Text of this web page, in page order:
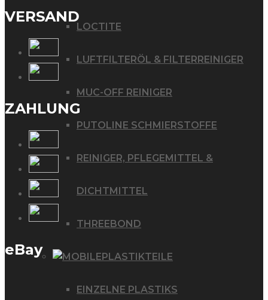
LOCTITE
LUFTFILTERÖL & FILTERREINIGER
MUC-OFF REINIGER
PUTOLINE SCHMIERSTOFFE
REINIGER, PFLEGEMITTEL &
DICHTMITTEL
THREEBOND
PLASTIKTEILE
EINZELNE PLASTIKS
VERSAND
ZAHLUNG
eBay